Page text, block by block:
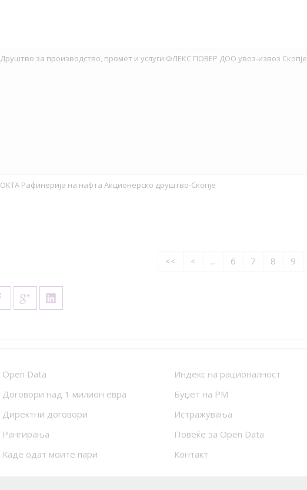
Друштво за производство, промет и услуги ФЛЕКС ПОВЕР ДОО увоз-извоз Скопје
ОКТА Рафинерија на нафта Акционерско друштво-Скопје
<< < ... 6 7 8 9
Open Data
Договори над 1 милион евра
Директни договори
Рангирања
Каде одат моите пари
Индекс на рационалност
Буџет на РМ
Истражувања
Повеќе за Open Data
Контакт